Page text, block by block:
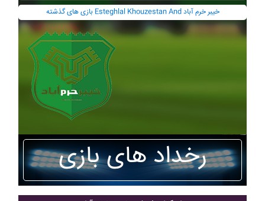
بازی های گذشته Esteghlal Khouzestan And خيبر خرم آباد
رخداد های بازی